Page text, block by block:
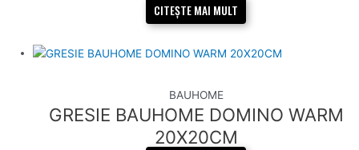
CITEȘTE MAI MULT
BAUHOME
GRESIE BAUHOME DOMINO WARM
20X20CM